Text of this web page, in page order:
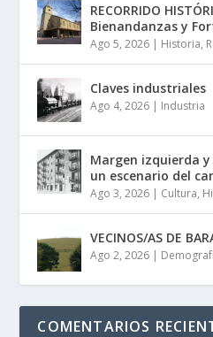
RECORRIDO
Bienandanzas y
Ago 5, 2026 | Historia,
Claves industriales
Ago 4, 2026 | Industria
Margen izquierda
un escenario del
Ago 3, 2026 | Cultura,
VECINOS/AS DE
Ago 2, 2026 |
COMENTARIOS